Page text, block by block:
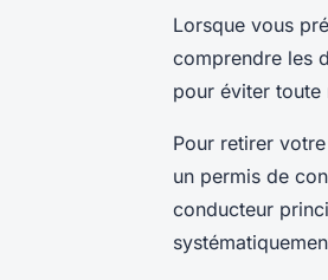
Lorsque vous
comprendre les
pour éviter toute
Pour retirer
un permis de
conducteur